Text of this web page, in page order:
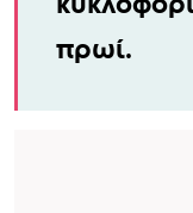
Η
μέτρα